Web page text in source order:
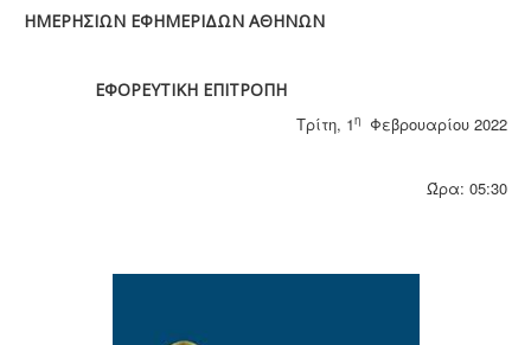
ΗΜΕΡΗΣΙΩΝ ΕΦΗΜΕΡΙΔΩΝ ΑΘΗΝΩΝ
ΕΦΟΡΕΥΤΙΚΗ ΕΠΙΤΡΟΠΗ
Τρίτη, 1η Φεβρουαρίου 2022
Ώρα: 05:30